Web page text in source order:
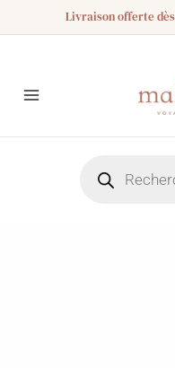
Livraison offerte
produits